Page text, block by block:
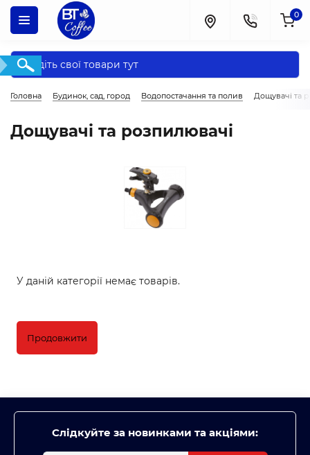
0
Головна Будинок, сад, город Водопостачання та полив Дощувачі та
Дощувачі та розпилювачі
У даній категорії немає товарів.
Продовжити
Слідкуйте за новинками та акціями: